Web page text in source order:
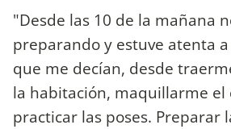
"Desde las 10 de la mañana
preparando y estuve atenta
que me decían, desde
la habitación, maquillarme el
practicar las poses. Preparar